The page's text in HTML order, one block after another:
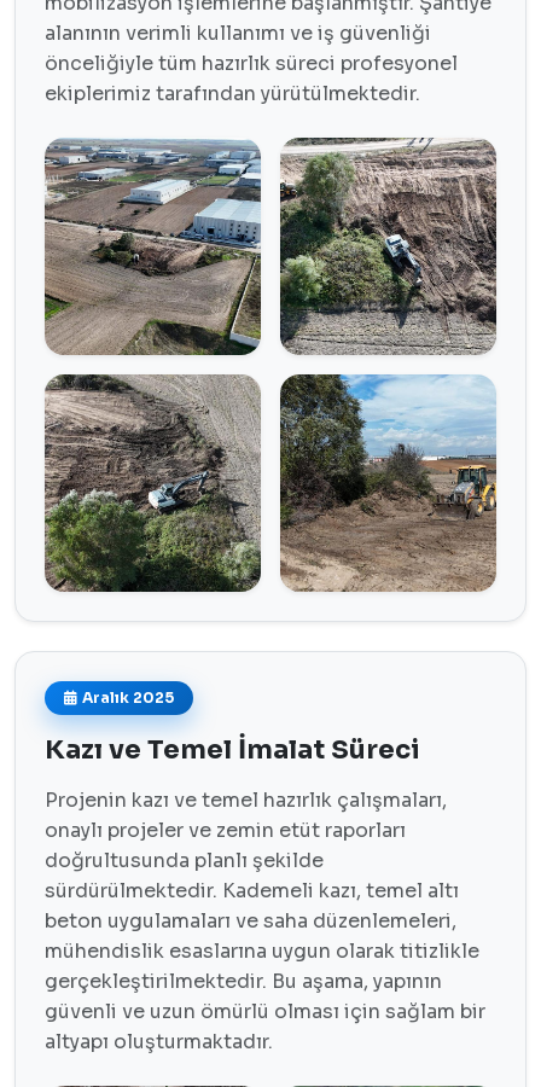
alanının verimli kullanımı ve iş güvenliği
önceliğiyle tüm hazırlık süreci profesyonel
ekiplerimiz tarafından yürütülmektedir.
Aralık 2025
Kazı ve Temel İmalat Süreci
Projenin kazı ve temel hazırlık çalışmaları,
onaylı projeler ve zemin etüt raporları
doğrultusunda planlı şekilde
sürdürülmektedir. Kademeli kazı, temel altı
beton uygulamaları ve saha düzenlemeleri,
mühendislik esaslarına uygun olarak titizlikle
gerçekleştirilmektedir. Bu aşama, yapının
güvenli ve uzun ömürlü olması için sağlam bir
altyapı oluşturmaktadır.